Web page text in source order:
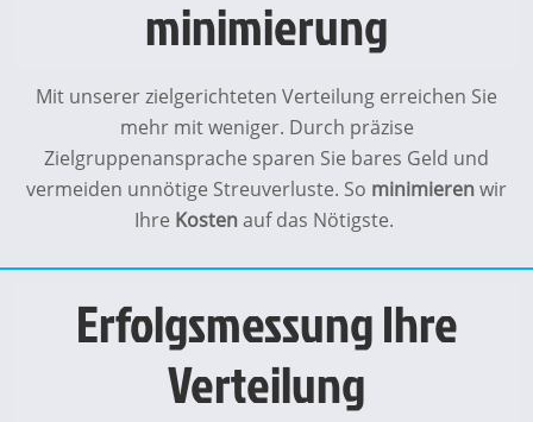
minimierung
Mit unserer zielgerichteten Verteilung erreichen Sie
mehr mit weniger. Durch präzise
Zielgruppenansprache sparen Sie bares Geld und
vermeiden unnötige Streuverluste. So minimierenwir
Ihre Kostenauf das Nötigste.
Erfolgsmessung Ihre
Verteilung